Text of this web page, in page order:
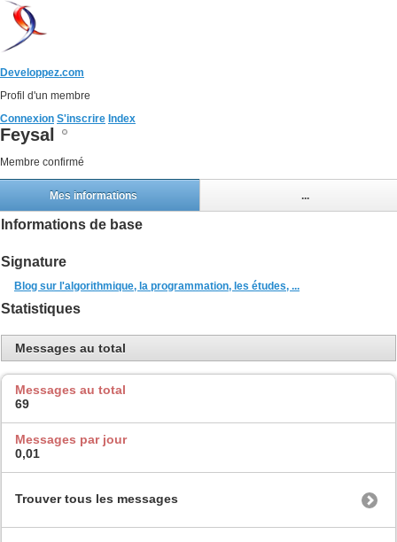
Developpez.com
Profil d'un membre
Connexion S'inscrire Index
Feysal
Membre confirmé
Mes informations ...
Informations de base
Signature
Blog sur l'algorithmique, la programmation, les études, ...
Statistiques
Messages au total
Messages au total
69
Messages par jour
0,01
Trouver tous les messages